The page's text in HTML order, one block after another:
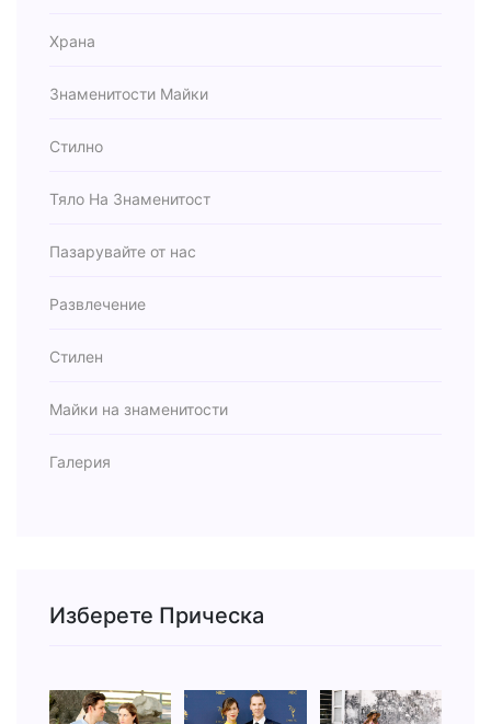
Храна
Знаменитости Майки
Стилно
Тяло На Знаменитост
Пазарувайте от нас
Развлечение
Стилен
Майки на знаменитости
Галерия
Изберете Прическа